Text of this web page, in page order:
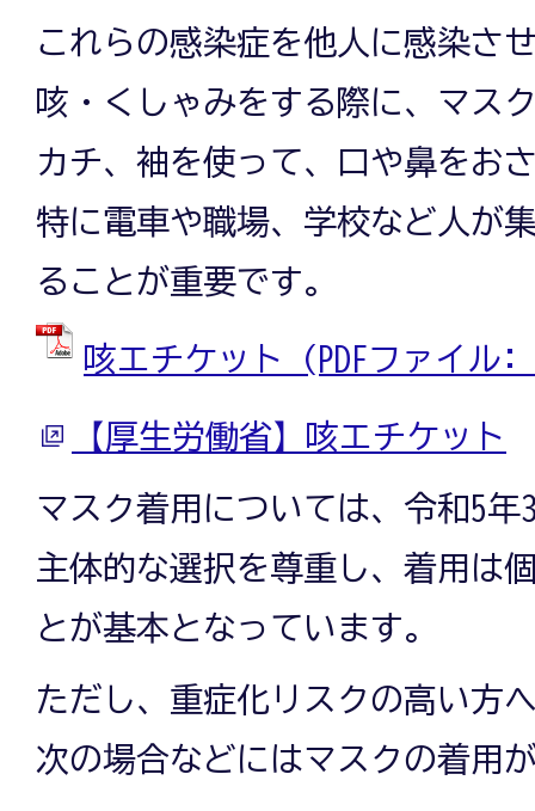
これらの感染症を他人に感染さ
咳・くしゃみをする際に、マス
カチ、袖を使って、口や鼻をお
特に電車や職場、学校など人が
ることが重要です。
咳エチケット (PDFファイル:
【厚生労働省】咳エチケット
マスク着用については、令和5年
主体的な選択を尊重し、着用は
とが基本となっています。
ただし、重症化リスクの高い方
次の場合などにはマスクの着用